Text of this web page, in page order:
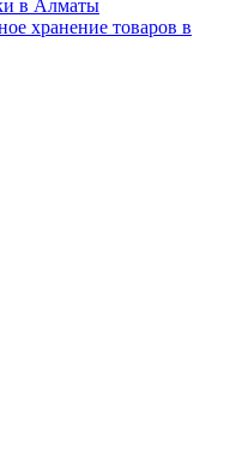
в Алматы
хранение товаров в